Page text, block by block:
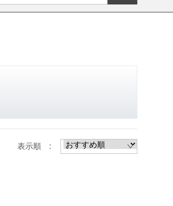
表示順 :